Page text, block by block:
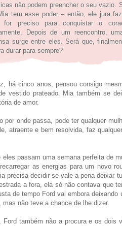
não podem preencher o seu vazio.
tem esse poder – então, ele jura
for preciso para conquistar o
Depois de um reencontro,
surge entre eles. Será que,
durar para sempre?
há cinco anos, pensou consigo
vestido prateado. Mia também se
de amor.
onde passa, pode ter qualquer
atraente e bem resolvida, faz
passam uma semana perfeita de
as energias para um novo
precisa decidir se vale a pena deixar
a fora, ela só não contava que
de tempo Ford vai embora deixando
não teve a chance de lhe dizer.
também não a procura e os dois